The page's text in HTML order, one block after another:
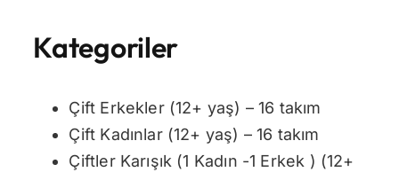
Kategoriler
Çift Erkekler (12+ yaş) – 16 takım
Çift Kadınlar (12+ yaş) – 16 takım
Çiftler Karışık (1 Kadın -1 Erkek ) (12+